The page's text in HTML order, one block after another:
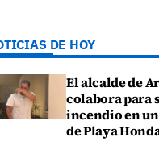
DE HOY
El alcalde de
colabora para
incendio en
de Playa